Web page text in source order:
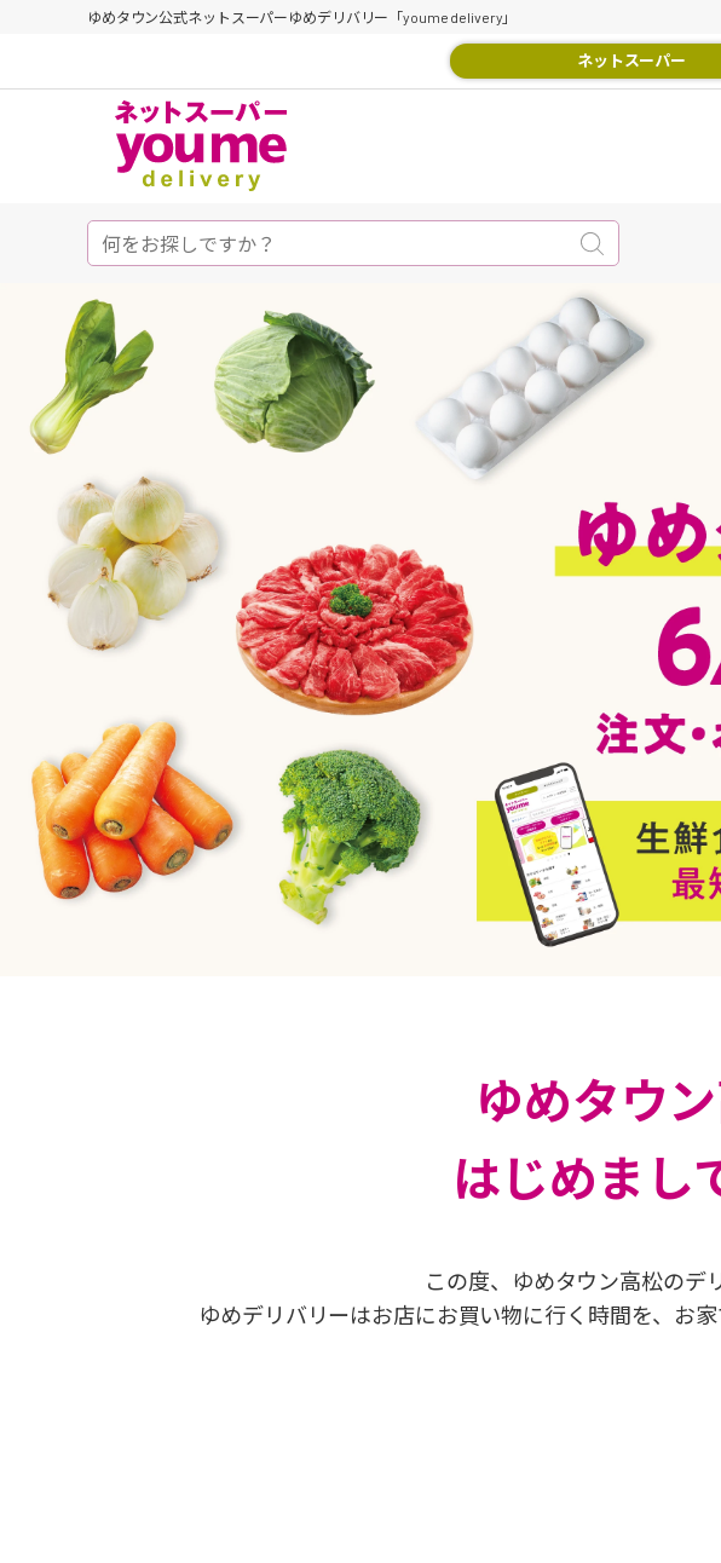
ゆめタウン公式ネットスーパーゆめデリバリー「youme delivery」
ネットスーパー
ゆめタウ
はじめまし
この度、ゆめタウン高松のデ
ゆめデリバリーはお店にお買い物に行く時間を、 お